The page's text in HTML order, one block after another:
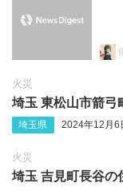
火災
埼玉 東松山市箭弓
埼玉県 2024年12月6
火災
埼玉 吉見町長谷の